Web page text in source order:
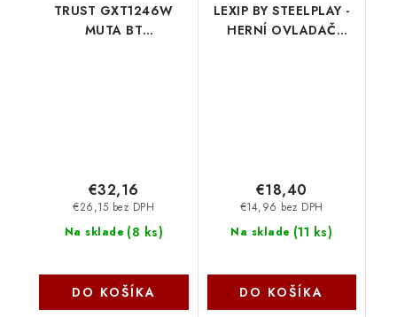
TRUST GXT1246W
MUTA BT
Na sklade (8 ks)
€26,15 bez DPH
€32,16
DO KOŠÍKA
LEXIP BY STEELPLAY -
HERNÍ OVLADAČ
Na sklade (11 ks)
€14,96 bez DPH
€18,40
DO KOŠÍKA